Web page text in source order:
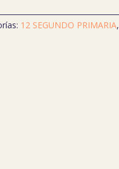
12 SEGUNDO PRIMARIA,